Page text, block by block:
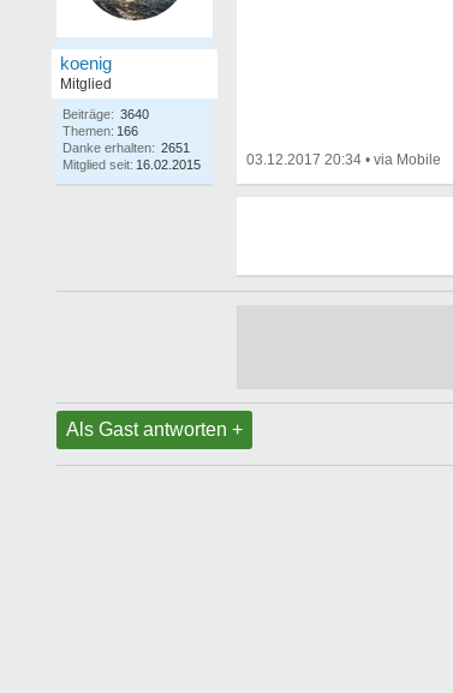
koenig
Mitglied
Beiträge: 3640
Themen: 166
Danke erhalten: 2651
Mitglied seit: 16.02.2015 03.12.2017 20:34 •
Als Gast antworten +